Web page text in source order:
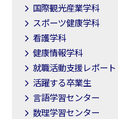
国際観光産業学科
スポーツ健康学科
看護学科
健康情報学科
就職活動支援レポート
活躍する卒業生
言語学習センター
数理学習センター